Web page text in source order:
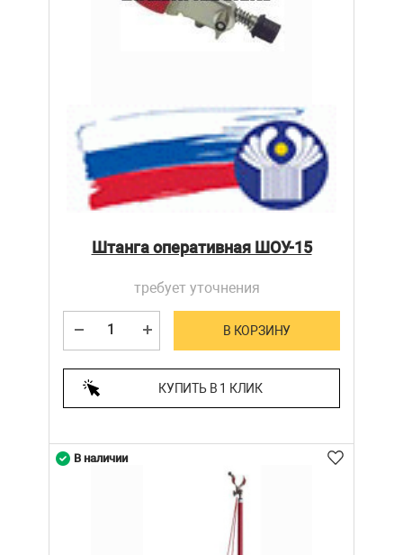
Штанга оперативная ШОУ-15
требует уточнения
В КОРЗИНУ
КУПИТЬ В 1 КЛИК
В наличии